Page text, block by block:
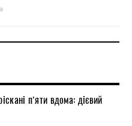
п’яти вдома: дієвий